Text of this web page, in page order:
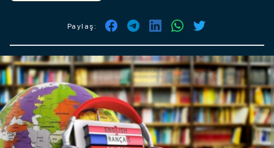
Paylaş: